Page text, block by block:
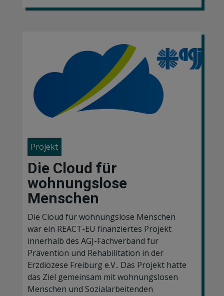
Projekt
Die Cloud für
wohnungslose
Menschen
Die Cloud für wohnungslose Menschen
war ein REACT-EU finanziertes Projekt
innerhalb des AGJ-Fachverband für
Prävention und Rehabilitation in der
Erzdiözese Freiburg e.V.. Das Projekt hatte
das Ziel gemeinsam mit wohnungslosen
Menschen und Sozialarbeitenden